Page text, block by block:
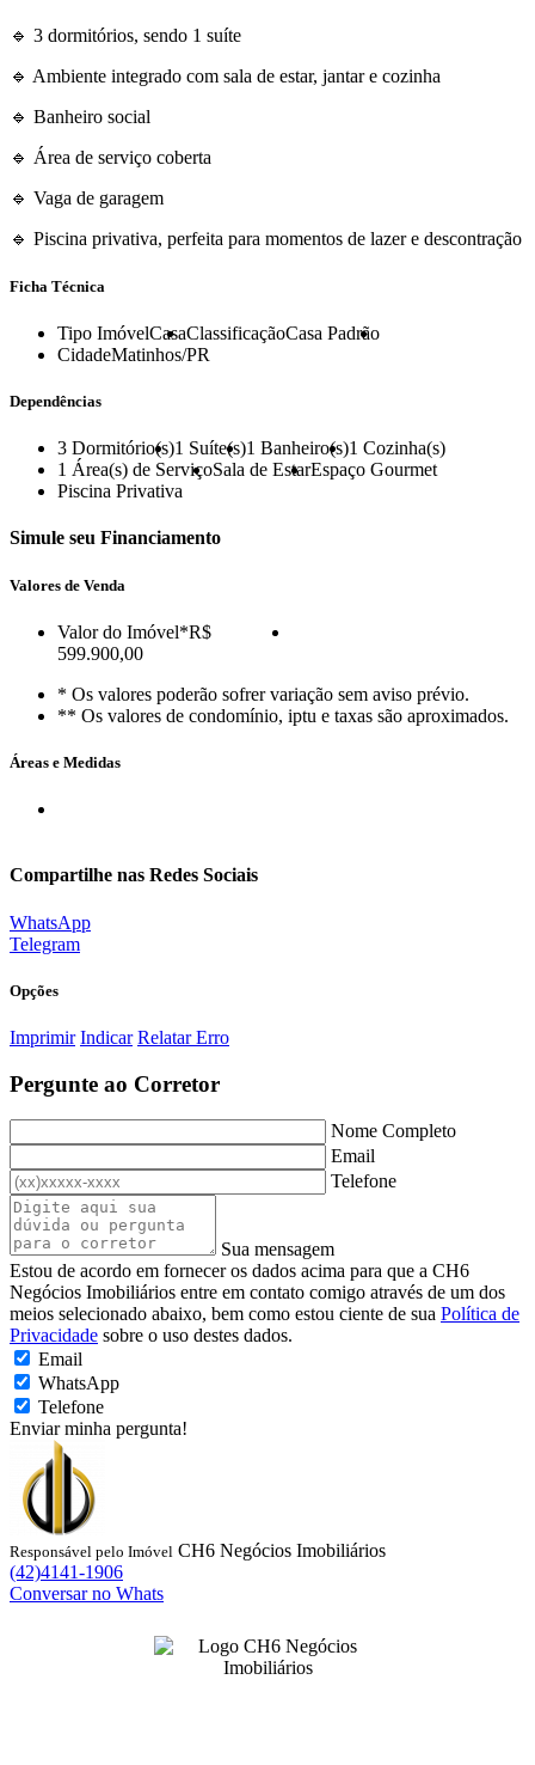
🔹 3 dormitórios, sendo 1 suíte
🔹 Ambiente integrado com sala de estar, jantar e cozinha
🔹 Banheiro social
🔹 Área de serviço coberta
🔹 Vaga de garagem
🔹 Piscina privativa, perfeita para momentos de lazer e descontração
Ficha Técnica
Tipo ImóvelCasaClassificaçãoCasa Padrão
CidadeMatinhos/PR
Dependências
3 Dormitório(s)1 Suíte(s)1 Banheiro(s)1 Cozinha(s)
1 Área(s) de ServiçoSala de EstarEspaço Gourmet
Piscina Privativa
Simule seu Financiamento
Valores de Venda
Valor do Imóvel*R$
599.900,00
* Os valores poderão sofrer variação sem aviso prévio.
** Os valores de condomínio, iptu e taxas são aproximados.
Áreas e Medidas
Compartilhe nas Redes Sociais
WhatsApp
Telegram
Opções
Imprimir Indicar Relatar Erro
Pergunte ao Corretor
Nome Completo
Email
Telefone
Sua mensagem
Estou de acordo em fornecer os dados acima para que a CH6
Negócios Imobiliários entre em contato comigo através de um dos
meios selecionado abaixo, bem como estou ciente de sua Política de
Privacidade sobre o uso destes dados.
Email
WhatsApp
Telefone
Enviar minha pergunta!
Responsável pelo Imóvel CH6 Negócios Imobiliários
(42)4141-1906
Conversar no Whats